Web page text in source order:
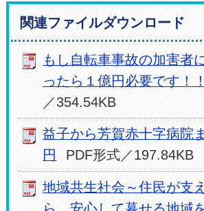
関連ファイルダウンロード
もし自転車事故の加害者
ったら１億円必要です！！
／354.54KB
益子から芳賀赤十字病院
円
PDF形式／197.84KB
地域共生社会～住民が支